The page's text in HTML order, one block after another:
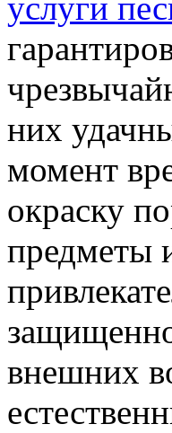
них
момент
окраску
предметы
внешних